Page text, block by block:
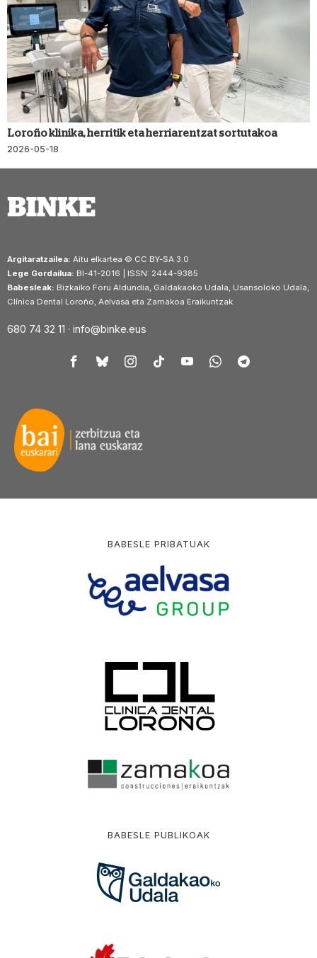
Loroño klinika, herritik eta herriarentzat sortutakoa
2026-05-18
Argitaratzailea: Aitu elkartea © CC BY-SA 3.0
Lege Gordailua: BI-41-2016 | ISSN: 2444-9385
Babesleak: Bizkaiko Foru Aldundia, Galdakaoko Udala, Usansoloko Udala,
Clínica Dental Loroño, Aelvasa eta Zamakoa Eraikuntzak
680 74 32 11 · info@binke.eus
BABESLE PRIBATUAK
BABESLE PUBLIKOAK